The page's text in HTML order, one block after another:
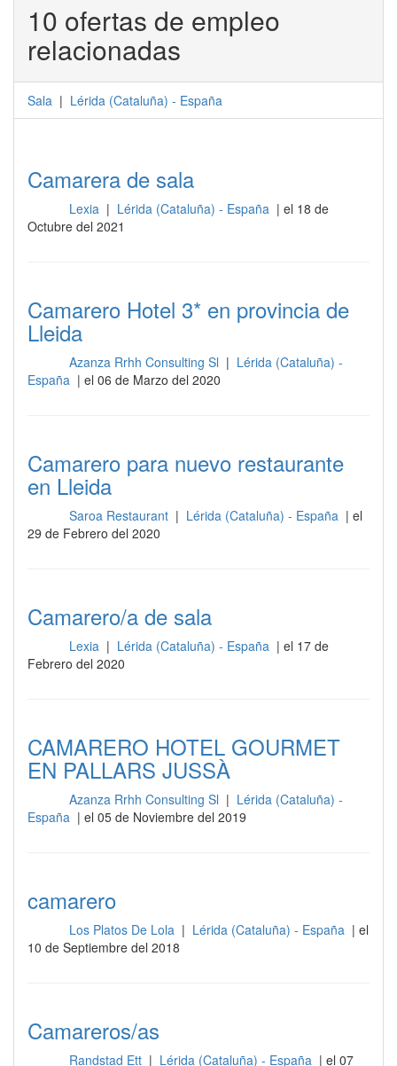
10 ofertas de empleo
relacionadas
Sala | Lérida (Cataluña) - España
Camarera de sala
Lexia | Lérida (Cataluña) - España | el 18 de
Octubre del 2021
Camarero Hotel 3* en provincia de
Lleida
Azanza Rrhh Consulting Sl | Lérida (Cataluña) -
España | el 06 de Marzo del 2020
Camarero para nuevo restaurante
en Lleida
Saroa Restaurant | Lérida (Cataluña) - España | el
29 de Febrero del 2020
Camarero/a de sala
Lexia | Lérida (Cataluña) - España | el 17 de
Febrero del 2020
CAMARERO HOTEL GOURMET
EN PALLARS JUSSÀ
Azanza Rrhh Consulting Sl | Lérida (Cataluña) -
España | el 05 de Noviembre del 2019
camarero
Los Platos De Lola | Lérida (Cataluña) - España | el
10 de Septiembre del 2018
Camareros/as
Randstad Ett | Lérida (Cataluña) - España | el 07